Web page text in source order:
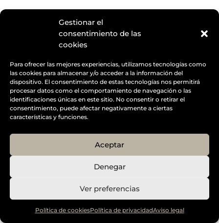
Gestionar el
consentimiento de las
cookies
Para ofrecer las mejores experiencias, utilizamos tecnologías como
las cookies para almacenar y/o acceder a la información del
dispositivo. El consentimiento de estas tecnologías nos permitirá
procesar datos como el comportamiento de navegación o las
identificaciones únicas en este sitio. No consentir o retirar el
consentimiento, puede afectar negativamente a ciertas
características y funciones.
Aceptar
Denegar
Ver preferencias
Política de cookiesPolítica de privacidadAviso legal
Creativolandia